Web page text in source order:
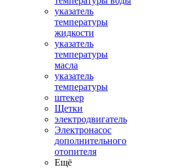
указатель
температуры
жидкости
указатель
температуры
масла
указатель
температуры
штекер
Щетки
электродвигатель
Электронасос
дополнительного
отопителя
Ещё